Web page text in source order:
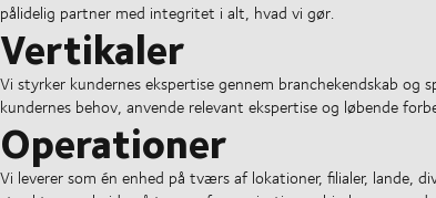
pålidelig partner med integritet i alt, hvad vi gør.
Vertikaler
Vi styrker kundernes ekspertise gennem branchekendskab og
kundernes behov, anvende relevant ekspertise og løbende
Operationer
Vi leverer som én enhed på tværs af lokationer, filialer, lande,